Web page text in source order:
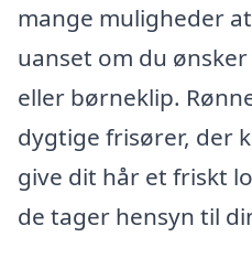
mange muligheder
uanset om du
eller børneklip.
dygtige frisører, der
give dit hår et friskt
de tager hensyn til